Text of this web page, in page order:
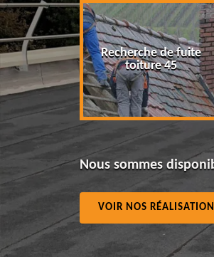
45
Recherche de fuite
toiture 45
Nous sommes
VOIR NOS